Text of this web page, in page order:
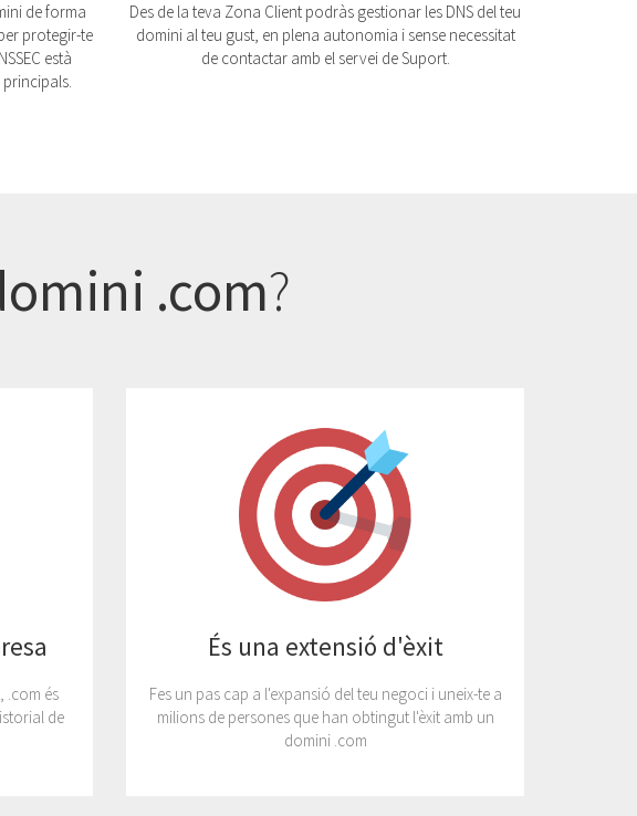
de forma
protegir-te
està
Des de la teva Zona Client podràs gestionar les DNS del teu
domini al teu gust, en plena autonomia i sense necessitat
de contactar amb el servei de Suport.
.com?
.com és
de
És una extensió d'èxit
Fes un pas cap a l'expansió del teu negoci i uneix-te a
milions de persones que han obtingut l'èxit amb un
domini .com